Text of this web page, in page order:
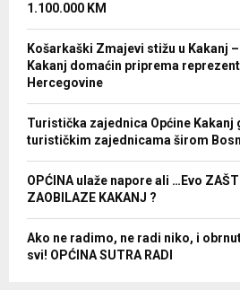
1.100.000 KM
Košarkaški Zmajevi stižu u Kakanj
Kakanj domaćin priprema
Hercegovine
Turistička zajednica Općine
turističkim zajednicama širom
OPĆINA ulaže napore ali …Evo
ZAOBILAZE KAKANJ ?
Ako ne radimo, ne radi niko, i
svi! OPĆINA SUTRA RADI